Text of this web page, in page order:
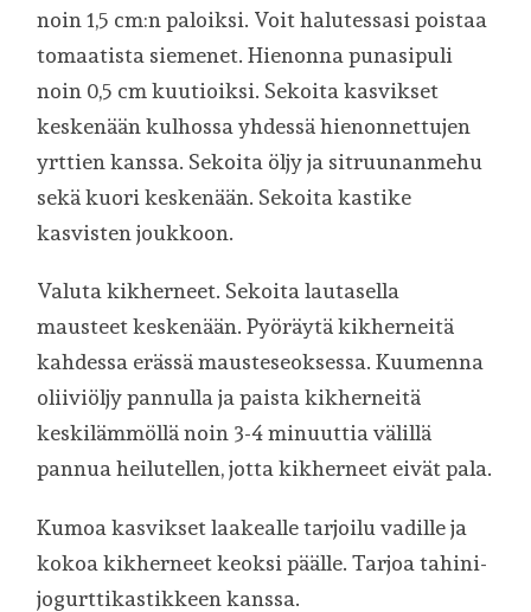
noin 1,5 cm:n paloiksi. Voit halutessasi poistaa
tomaatista siemenet. Hienonna punasipuli
noin 0,5 cm kuutioiksi. Sekoita kasvikset
keskenään kulhossa yhdessä hienonnettujen
yrttien kanssa. Sekoita öljy ja sitruunanmehu
sekä kuori keskenään. Sekoita kastike
kasvisten joukkoon.
Valuta kikherneet. Sekoita lautasella
mausteet keskenään. Pyöräytä kikherneitä
kahdessa erässä mausteseoksessa. Kuumenna
oliiviöljy pannulla ja paista kikherneitä
keskilämmöllä noin 3-4 minuuttia välillä
pannua heilutellen, jotta kikherneet eivät pala.
Kumoa kasvikset laakealle tarjoilu vadille ja
kokoa kikherneet keoksi päälle. Tarjoa tahini-
jogurttikastikkeen kanssa.